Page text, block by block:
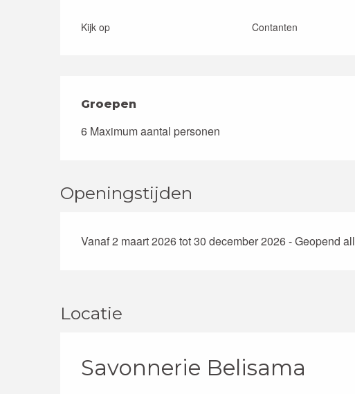
Kijk op Contanten
Groepen
Groepen
6 Maximum aantal personen
Openingstijden
Vanaf 2 maart 2026 tot 30 december 2026 - Geopend
Locatie
Savonnerie Belisama